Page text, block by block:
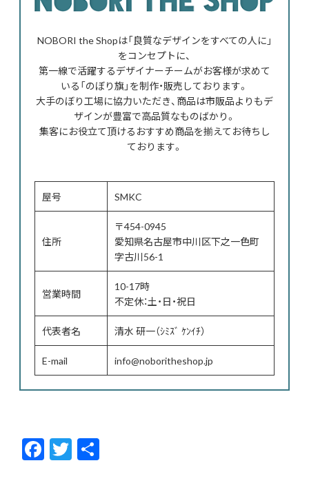
NOBORI the Shopは「良質なデザインをすべての人に」
をコンセプトに、
第一線で活躍するデザイナーチームがお客様が求めて
いる「のぼり旗」を制作・販売しております。
大手のぼり工場に協力いただき、商品は市販品よりもデ
ザインが豊富で高品質なものばかり。
集客にお役立て頂けるおすすめ商品を揃えてお待ちし
ております。
屋号 SMKC
住所
〒454-0945
愛知県名古屋市中川区下之一色町
字古川56-1
営業時間
10-17時
不定休：土・日・祝日
代表者名 清水 研一（ｼﾐｽﾞ ｹﾝｲﾁ）
E-mail info@noboritheshop.jp
F
ac
T
w